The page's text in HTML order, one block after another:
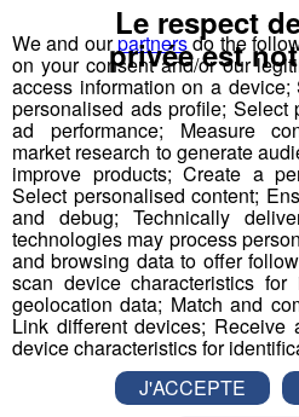
Nous vous poserons une
bon choix entre les 3
entrées pour un maximum
Inscription par téléphone
participer aux 2 tirages au sort
Appelez le standard au 04 50
Pour cette semaine on vous
et la personne de votre
ALPES!
Nathan est allé tester pour
dans la Vallée du Trient:
We and ourpartnersdo the
on your consent and/or our
access information on a
personalised ads profile; Select
ad performance; Measure
market research to generate
improve products; Create a
Select personalised content;
and debug; Technically
technologies may process
and browsing data to offer
scan device characteristics
geolocation data; Match and
Link different devices; Receive
device characteristics for
Le respect
privée est
J'ACCEPTE